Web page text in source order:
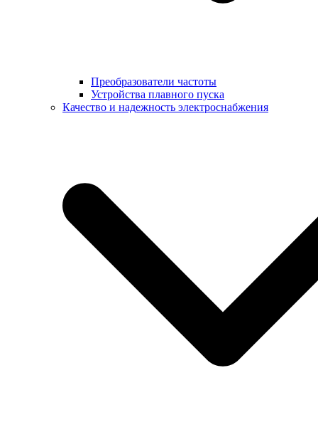
Преобразователи частоты
Устройства плавного пуска
Качество и надежность электроснабжения